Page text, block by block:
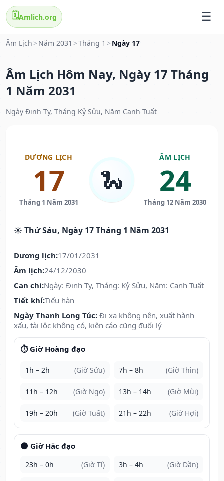
🗓️Amlich.org
Âm Lịch > Năm 2031 >Tháng 1 > Ngày 17
Âm Lịch Hôm Nay, Ngày 17 Tháng
1 Năm 2031
Ngày Đinh Tỵ, Tháng Kỷ Sửu, Năm Canh Tuất
DƯƠNG LỊCH
17
Tháng 1 Năm 2031
🐍
ÂM LỊCH
24
Tháng 12 Năm 2030
☀️ Thứ Sáu, Ngày 17 Tháng 1 Năm 2031
Dương lịch:17/01/2031
Âm lịch:24/12/2030
Can chi:Ngày: Đinh Tỵ, Tháng: Kỷ Sửu, Năm: Canh Tuất
Tiết khí:Tiểu hàn
Ngày Thanh Long Túc: Đi xa không nên, xuất hành
xấu, tài lộc không có, kiện cáo cũng đuối lý
⏱️ Giờ Hoàng đạo
1h – 2h (Giờ Sửu) 7h – 8h (Giờ Thìn)
11h – 12h (Giờ Ngọ) 13h – 14h (Giờ Mùi)
19h – 20h (Giờ Tuất) 21h – 22h (Giờ Hợi)
🌑 Giờ Hắc đạo
23h – 0h (Giờ Tí) 3h – 4h (Giờ Dần)